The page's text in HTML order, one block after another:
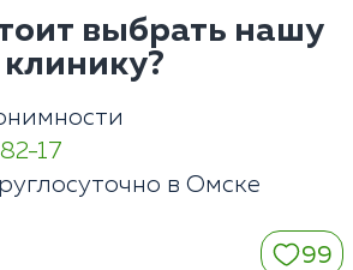
выбрать нашу
клинику?
17
в Омске
99